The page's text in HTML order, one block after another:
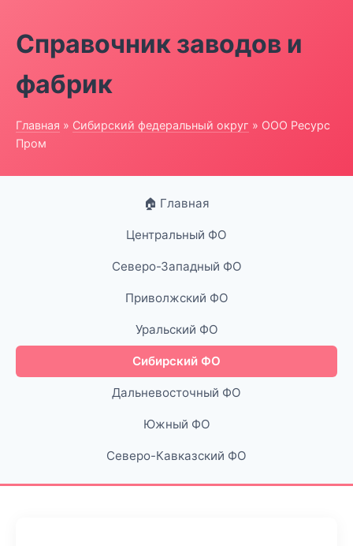
Справочник заводов и
фабрик
Главная » Сибирский федеральный округ » ООО Ресурс
Пром
🏠 Главная
Центральный ФО
Северо-Западный ФО
Приволжский ФО
Уральский ФО
Сибирский ФО
Дальневосточный ФО
Южный ФО
Северо-Кавказский ФО